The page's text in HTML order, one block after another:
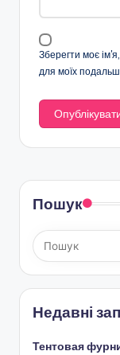
Зберегти моє
для моїх
Пошук
Недавні
Тентовая